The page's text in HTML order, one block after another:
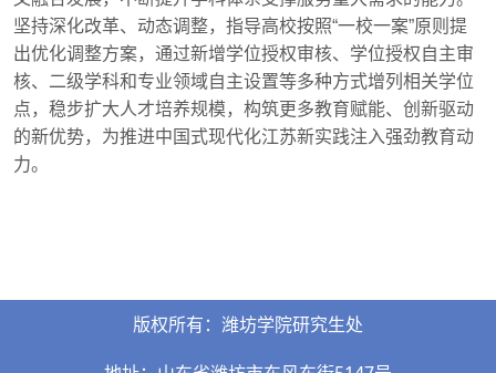
坚持深化改革、动态调整，指导高校按照“一校一案”原则提
出优化调整方案，通过新增学位授权审核、学位授权自主审
核、二级学科和专业领域自主设置等多种方式增列相关学位
点，稳步扩大人才培养规模，构筑更多教育赋能、创新驱动
的新优势，为推进中国式现代化江苏新实践注入强劲教育动
力。
版权所有：潍坊学院研究生处